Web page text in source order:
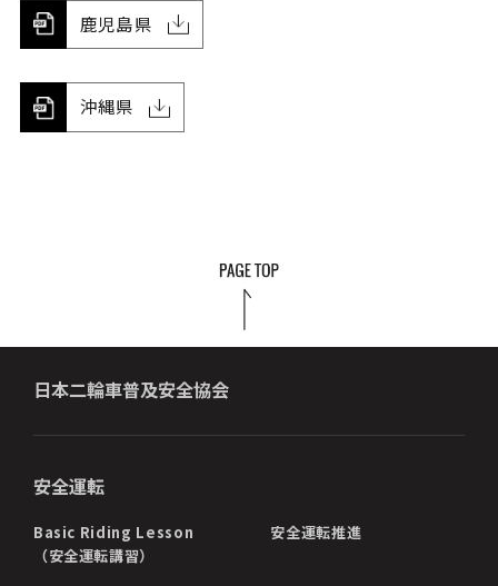
鹿児島県
沖縄県
日本二輪車普及安全協会
安全運転
Basic Riding Lesson
（安全運転講習）
安全運転推進